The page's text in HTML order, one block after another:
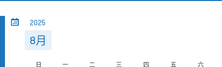
2025
8月
日 一 二 三 四 五 六